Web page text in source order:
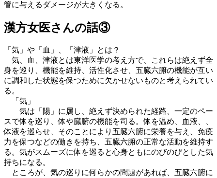
管に与えるダメージが大きくなる。
漢方女医さんの話③
「気」や「血」、「津液」とは？
気、血、津液とは東洋医学の考え方で、これらは絶えず全
身を巡り、機能を維持、活性化させ、五臓六腑の機能が互い
に調和した状態を保つために欠かせないものと考えられてい
る。
「気」
気は「陽」に属し、絶えず決められた経路、一定のペー
スで体を巡り、体や臓腑の機能を司る。体を温め、血液、、
体液を巡らせ、そのことにより五臓六腑に栄養を与え、免疫
力を保つなどの働きを持ち、五臓六腑の正常な活動を維持す
る。気がスムーズに体を巡ると心身ともにのびのびとした気
持ちになる。
ところが、気の巡りに何らかの問題があれば、五臓六腑に